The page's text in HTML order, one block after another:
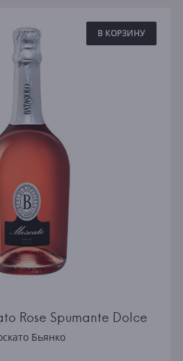
В КОРЗИНУ
Rose Spumante Dolce
Бьянко